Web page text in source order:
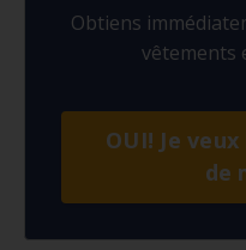
Obtiens
vêtements
OUI! Je
de